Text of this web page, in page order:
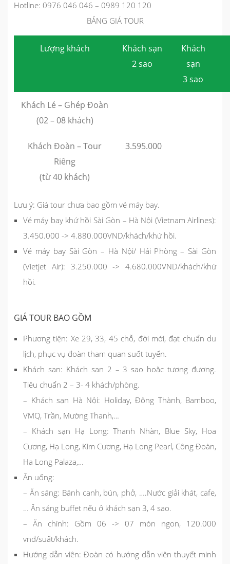
Hotline: 0976 046 046 – 0989 120 120
BẢNG GIÁ TOUR
Lượng khách
Khách sạn
2 sao
Khách
sạn
3 sao
Khách Lẻ – Ghép Đoàn
(02 – 08 khách)
Khách Đoàn – Tour
Riêng
(từ 40 khách)
3.595.000
Lưu ý: Giá tour chưa bao gồm vé máy bay.
Vé máy bay khứ hồi Sài Gòn – Hà Nội (Vietnam Airlines):
3.450.000 -> 4.880.000VND/khách/khứ hồi.
Vé máy bay Sài Gòn – Hà Nội/ Hải Phòng – Sài Gòn
(Vietjet Air): 3.250.000 -> 4.680.000VND/khách/khứ
hồi.
GIÁ TOUR BAO GỒM
Phương tiện: Xe 29, 33, 45 chỗ, đời mới, đạt chuẩn du
lịch, phục vụ đoàn tham quan suốt tuyến.
Khách sạn: Khách sạn 2 – 3 sao hoặc tương đương.
Tiêu chuẩn 2 – 3- 4 khách/phòng.
– Khách sạn Hà Nội: Holiday, Đông Thành, Bamboo,
VMQ, Trần, Mường Thanh,…
– Khách sạn Hạ Long: Thanh Nhàn, Blue Sky, Hoa
Cương, Hạ Long, Kim Cương, Hạ Long Pearl, Công Đoàn,
Ha Long Palaza,…
Ăn uống:
– Ăn sáng: Bánh canh, bún, phở, ….Nước giải khát, cafe,
… Ăn sáng buffet nếu ở khách sạn 3, 4 sao.
– Ăn chính: Gồm 06 -> 07 món ngon, 120.000
vnđ/suất/khách.
Hướng dẫn viên: Đoàn có hướng dẫn viên thuyết minh